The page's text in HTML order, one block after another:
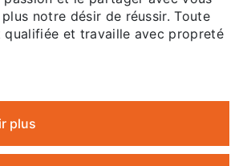
notre désir de réussir. Toute
qualifiée et travaille avec propreté
plus